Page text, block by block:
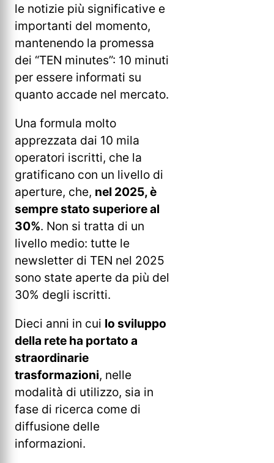
le notizie più significative e
importanti del momento,
mantenendo la promessa
dei “TEN minutes”: 10 minuti
per essere informati su
quanto accade nel mercato.
Una formula molto
apprezzata dai 10 mila
operatori iscritti, che la
gratificano con un livello di
aperture, che, nel 2025, è
sempre stato superiore al
30%. Non si tratta di un
livello medio: tutte le
newsletter di TEN nel 2025
sono state aperte da più del
30% degli iscritti.
Dieci anni in cui lo sviluppo
della rete ha portato a
straordinarie
trasformazioni, nelle
modalità di utilizzo, sia in
fase di ricerca come di
diffusione delle
informazioni.